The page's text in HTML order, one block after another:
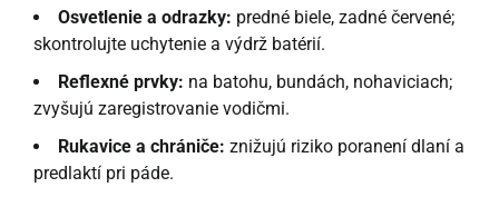
Osvetlenie a odrazky: predné biele, zadné červené;
skontrolujte uchytenie a výdrž batérií.
Reflexné prvky: na batohu, bundách, nohaviciach;
zvyšujú zaregistrovanie vodičmi.
Rukavice a chrániče: znižujú riziko poranení dlaní a
predlaktí pri páde.